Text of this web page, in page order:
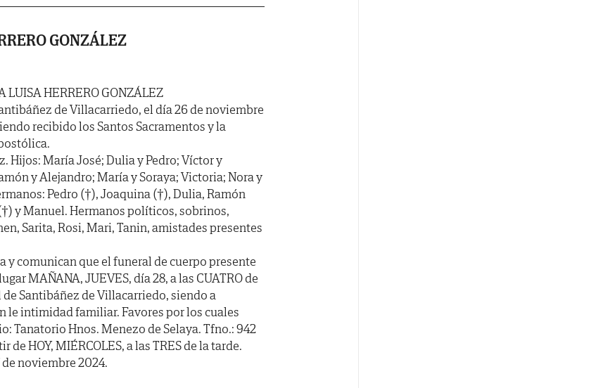
GONZÁLEZ
LUISA HERRERO GONZÁLEZ
de Villacarriedo, el día 26 de noviembre
recibido los Santos Sacramentos y la
Hijos: María José; Dulia y Pedro; Víctor y
y Alejandro; María y Soraya; Victoria; Nora y
Pedro (†), Joaquina (†), Dulia, Ramón
y Manuel. Hermanos políticos, sobrinos,
Sarita, Rosi, Mari, Tanin, amistades presentes
y comunican que el funeral de cuerpo presente
MAÑANA, JUEVES, día 28, a las CUATRO de
Santibáñez de Villacarriedo, siendo a
le intimidad familiar. Favores por los cuales
Tanatorio Hnos. Menezo de Selaya. Tfno.: 942
de HOY, MIÉRCOLES, a las TRES de la tarde.
noviembre 2024.